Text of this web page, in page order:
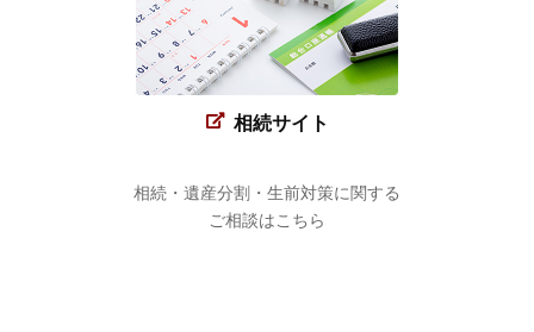
相続サイト
相続・遺産分割・生前対策に関する
ご相談はこちら